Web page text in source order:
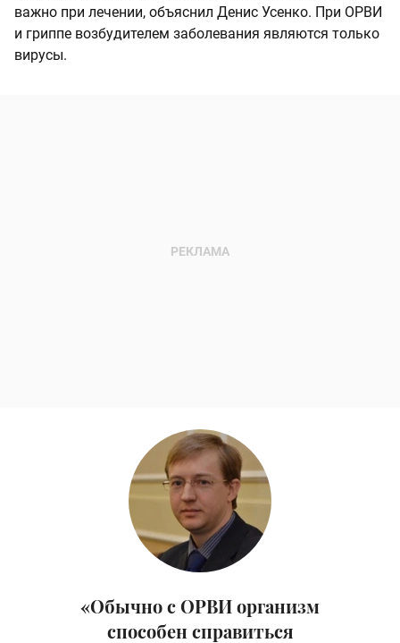
важно при лечении, объяснил Денис Усенко. При ОРВИ
и гриппе возбудителем заболевания являются только
вирусы.
«Обычно с ОРВИ организм
способен справиться